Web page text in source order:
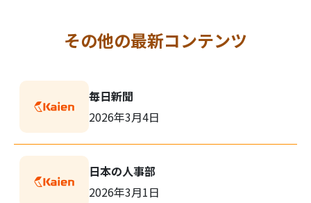
その他の最新コンテンツ
毎日新聞
2026年3月4日
日本の人事部
2026年3月1日